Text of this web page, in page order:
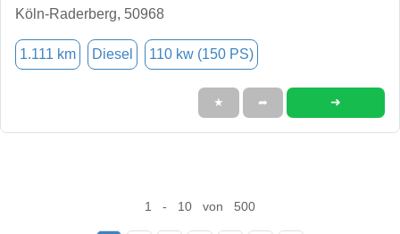
Köln-Raderberg, 50968
1.111 km Diesel 110 kw (150 PS)
★ ➦ ➜
1 - 10 von 500